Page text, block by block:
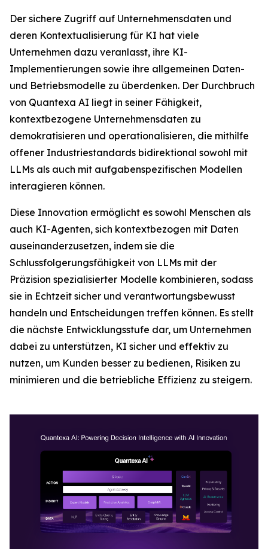
Der sichere Zugriff auf Unternehmensdaten und
deren Kontextualisierung für KI hat viele
Unternehmen dazu veranlasst, ihre KI-
Implementierungen sowie ihre allgemeinen Daten-
und Betriebsmodelle zu überdenken. Der Durchbruch
von Quantexa AI liegt in seiner Fähigkeit,
kontextbezogene Unternehmensdaten zu
demokratisieren und operationalisieren, die mithilfe
offener Industriestandards bidirektional sowohl mit
LLMs als auch mit aufgabenspezifischen Modellen
interagieren können.
Diese Innovation ermöglicht es sowohl Menschen als
auch KI-Agenten, sich kontextbezogen mit Daten
auseinanderzusetzen, indem sie die
Schlussfolgerungsfähigkeit von LLMs mit der
Präzision spezialisierter Modelle kombinieren, sodass
sie in Echtzeit sicher und verantwortungsbewusst
handeln und Entscheidungen treffen können. Es stellt
die nächste Entwicklungsstufe dar, um Unternehmen
dabei zu unterstützen, KI sicher und effektiv zu
nutzen, um Kunden besser zu bedienen, Risiken zu
minimieren und die betriebliche Effizienz zu steigern.